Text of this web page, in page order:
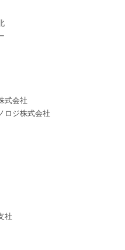
式会社
ロジ株式会社
社